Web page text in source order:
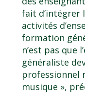
fait d’intégrer
activités
formation
n’est pas que
généraliste
professionnel
musique »,